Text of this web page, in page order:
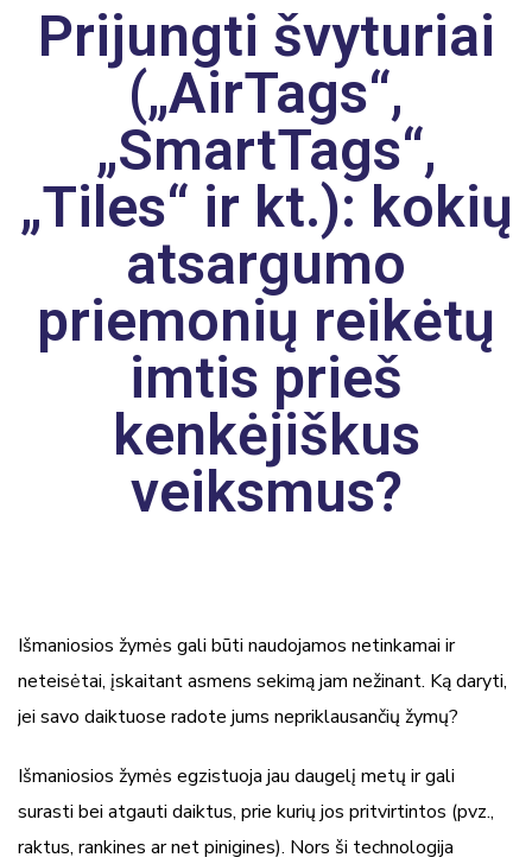
Prijungti švyturiai
(„AirTags“,
„SmartTags“,
„Tiles“ ir kt.): kokių
atsargumo
priemonių reikėtų
imtis prieš
kenkėjiškus
veiksmus?
Išmaniosios žymės gali būti naudojamos netinkamai ir
neteisėtai, įskaitant asmens sekimą jam nežinant. Ką daryti,
jei savo daiktuose radote jums nepriklausančių žymų?
Išmaniosios žymės egzistuoja jau daugelį metų ir gali
surasti bei atgauti daiktus, prie kurių jos pritvirtintos (pvz.,
raktus, rankines ar net pinigines). Nors ši technologija